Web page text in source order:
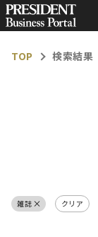
資料ダウンロー
メル
TOP 検索結果
雑誌 クリア